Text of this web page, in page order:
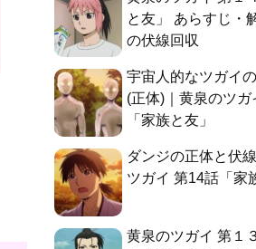
と友」 あらすじ・
の伏線回収
宇宙人的なツガイ
(正体)｜黄泉のツガ
「家族と友」
ダンジの正体と伏
ツガイ 第14話「家
黄泉のツガイ 第１